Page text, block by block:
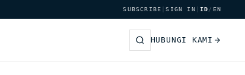
SUBSCRIBE |SIGN IN ID/ EN
HUBUNGI KAMI